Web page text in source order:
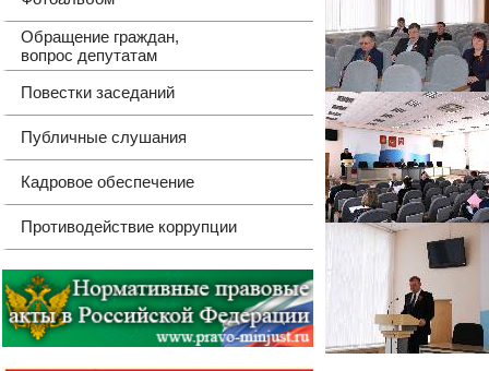
Обращение граждан,
вопрос депутатам
Повестки заседаний
Публичные слушания
Кадровое обеспечение
Противодействие коррупции